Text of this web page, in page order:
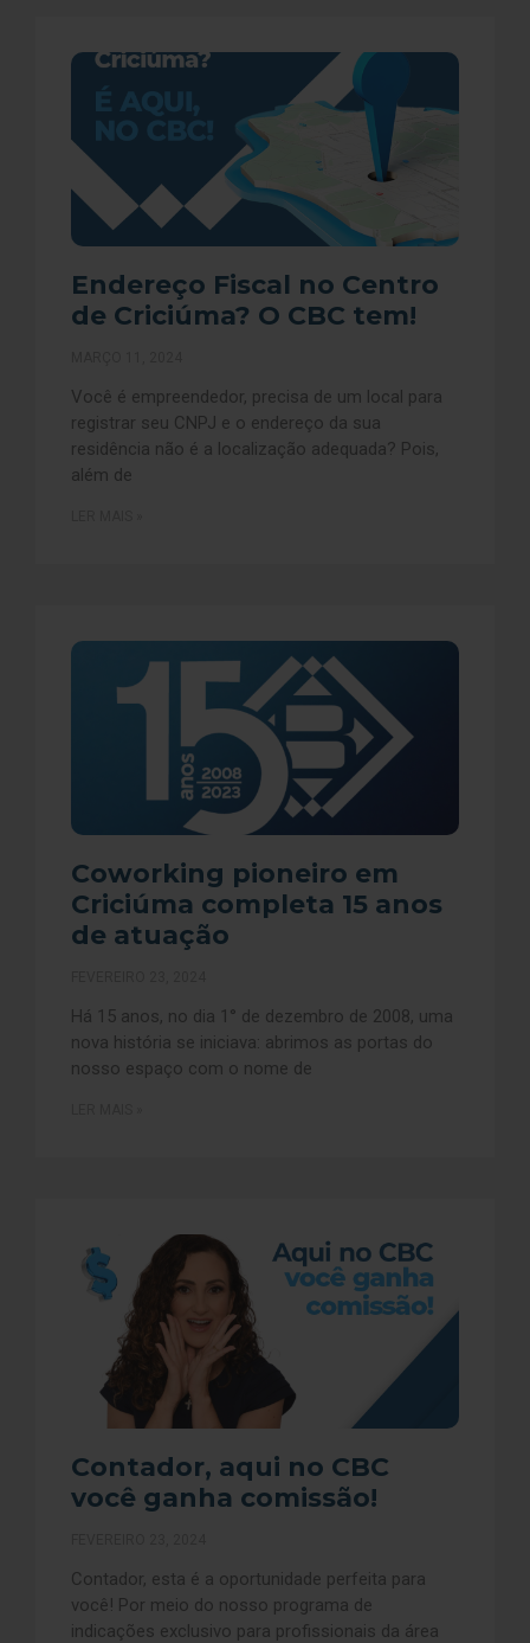
Endereço Fiscal no Centro
de Criciúma? O CBC tem!
Você é empreendedor, precisa de um local para
registrar seu CNPJ e o endereço da sua
residência não é a localização adequada? Pois,
além de
Coworking pioneiro em
Criciúma completa 15 anos
de atuação
Há 15 anos, no dia 1° de dezembro de 2008, uma
nova história se iniciava: abrimos as portas do
nosso espaço com o nome de
Contador, aqui no CBC
você ganha comissão!
Contador, esta é a oportunidade perfeita para
você! Por meio do nosso programa de
indicações exclusivo para profissionais da área